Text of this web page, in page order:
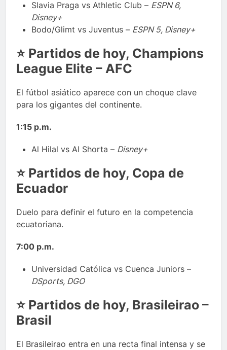
Slavia Praga vs Athletic Club – ESPN 6,
Disney+
Bodo/Glimt vs Juventus – ESPN 5, Disney+
⭐ Partidos de hoy, Champions
League Elite – AFC
El fútbol asiático aparece con un choque clave
para los gigantes del continente.
1:15 p.m.
Al Hilal vs Al Shorta – Disney+
⭐ Partidos de hoy, Copa de
Ecuador
Duelo para definir el futuro en la competencia
ecuatoriana.
7:00 p.m.
Universidad Católica vs Cuenca Juniors –
DSports, DGO
⭐ Partidos de hoy, Brasileirao –
Brasil
El Brasileirao entra en una recta final intensa y se